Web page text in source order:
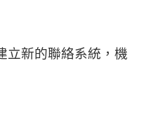
立新的聯絡系統，機